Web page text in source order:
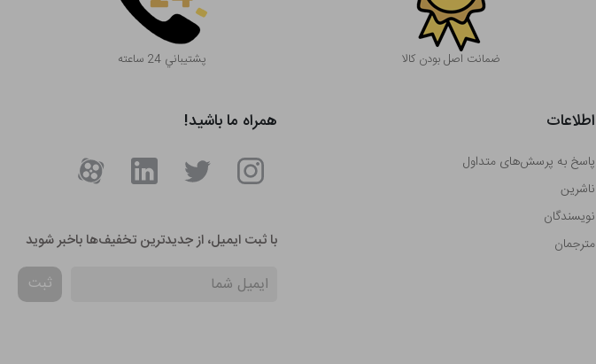
ضمانت اصل بودن کالا پشتيباني 24 ساعته
اطلاعات
پاسخ به پرسش‌های متداول
ناشرین
نویسندگان
مترجمان
همراه ما باشید!
با ثبت ایمیل، از جدید‌ترین تخفیف‌ها با‌خبر شوید
ثبت